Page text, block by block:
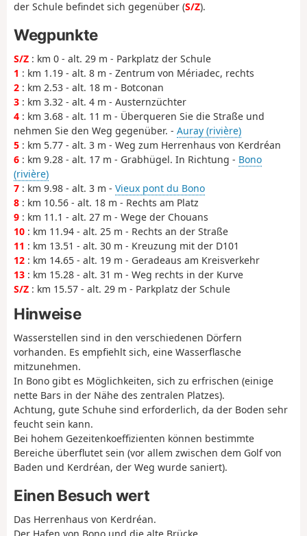
der Schule befindet sich gegenüber (S/Z).
Wegpunkte
S/Z : km 0 - alt. 29 m - Parkplatz der Schule
1 : km 1.19 - alt. 8 m - Zentrum von Mériadec, rechts
2 : km 2.53 - alt. 18 m - Botconan
3 : km 3.32 - alt. 4 m - Austernzüchter
4 : km 3.68 - alt. 11 m - Überqueren Sie die Straße und
nehmen Sie den Weg gegenüber. - Auray (rivière)
5 : km 5.77 - alt. 3 m - Weg zum Herrenhaus von Kerdréan
6 : km 9.28 - alt. 17 m - Grabhügel. In Richtung - Bono
(rivière)
7 : km 9.98 - alt. 3 m - Vieux pont du Bono
8 : km 10.56 - alt. 18 m - Rechts am Platz
9 : km 11.1 - alt. 27 m - Wege der Chouans
10 : km 11.94 - alt. 25 m - Rechts an der Straße
11 : km 13.51 - alt. 30 m - Kreuzung mit der D101
12 : km 14.65 - alt. 19 m - Geradeaus am Kreisverkehr
13 : km 15.28 - alt. 31 m - Weg rechts in der Kurve
S/Z : km 15.57 - alt. 29 m - Parkplatz der Schule
Hinweise
Wasserstellen sind in den verschiedenen Dörfern
vorhanden. Es empfiehlt sich, eine Wasserflasche
mitzunehmen.
In Bono gibt es Möglichkeiten, sich zu erfrischen (einige
nette Bars in der Nähe des zentralen Platzes).
Achtung, gute Schuhe sind erforderlich, da der Boden sehr
feucht sein kann.
Bei hohem Gezeitenkoeffizienten können bestimmte
Bereiche überflutet sein (vor allem zwischen dem Golf von
Baden und Kerdréan, der Weg wurde saniert).
Einen Besuch wert
Das Herrenhaus von Kerdréan.